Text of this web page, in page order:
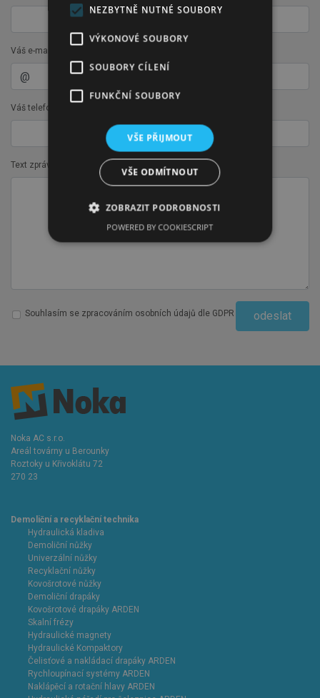
Váš e-mail:
Váš telefon:
Text zprávy:
Souhlasím se zpracováním osobních údajů dle GDPR odeslat
Noka AC s.r.o.
Areál továrny u Berounky
Roztoky u Křivoklátu 72
270 23
Demoliční a recyklační technika
Hydraulická kladiva
Demoliční nůžky
Univerzální nůžky
Recyklační nůžky
Kovošrotové nůžky
Demoliční drapáky
Kovošrotové drapáky ARDEN
Skalní frézy
Hydraulické magnety
Hydraulické Kompaktory
Čelisťové a nakládací drapáky ARDEN
Rychloupínací systémy ARDEN
Naklápěcí a rotační hlavy ARDEN
NEZBYTNĚ NUTNÉ SOUBORY
VÝKONOVÉ SOUBORY
SOUBORY CÍLENÍ
FUNKČNÍ SOUBORY
VŠE PŘIJMOUT
VŠE ODMÍTNOUT
ZOBRAZIT PODROBNOSTI
POWERED BY COOKIESCRIPT